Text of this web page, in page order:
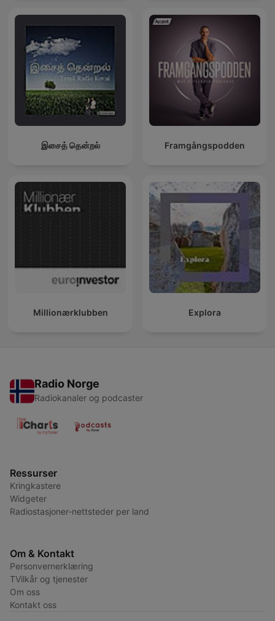
இசைத் தென்றல் Framgångspodden
Millionærklubben Explora
Radio Norge
Radiokanaler og podcaster
Ressurser
Kringkastere
Widgeter
Radiostasjoner-nettsteder per land
Om & Kontakt
Personvernerklæring
TVilkår og tjenester
Om oss
Kontakt oss